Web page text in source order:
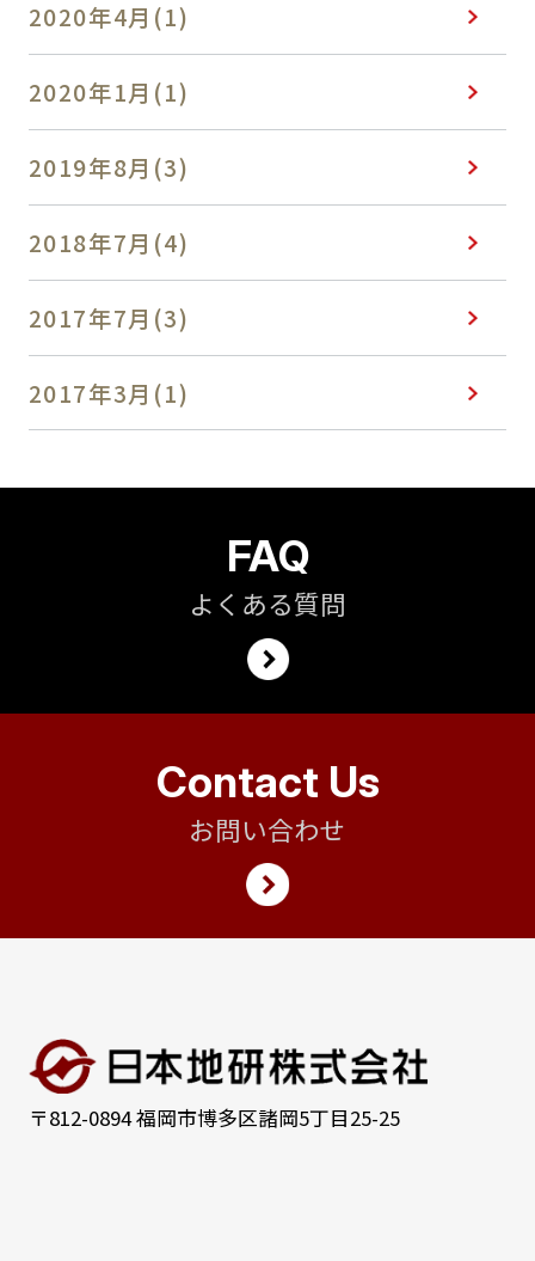
2020年4月(1)
2020年1月(1)
2019年8月(3)
2018年7月(4)
2017年7月(3)
2017年3月(1)
FAQ
よくある質問
Contact Us
お問い合わせ
〒812-0894 福岡市博多区諸岡5丁目25-25